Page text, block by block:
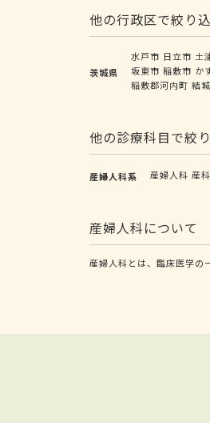
他の行政区で絞り
茨城県
水戸市 日立市 土
坂東市 稲敷市 か
稲敷郡河内町 結
他の診療科目で絞
産婦人科系 産婦人科 産科
産婦人科について
産婦人科とは、臨床医学の